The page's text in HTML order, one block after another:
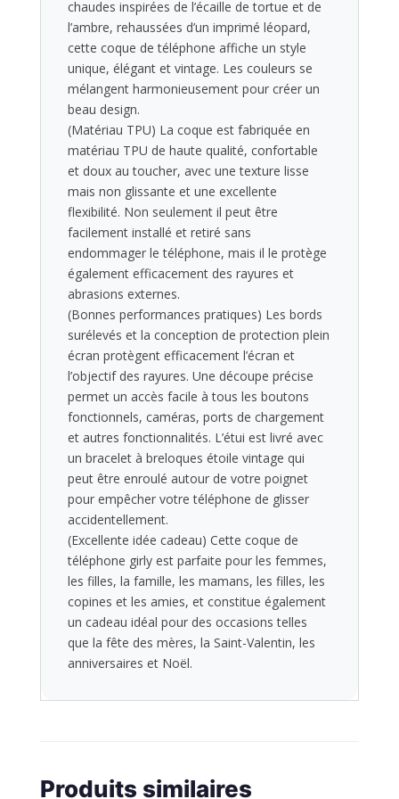
chaudes inspirées de l’écaille de tortue et de
l’ambre, rehaussées d’un imprimé léopard,
cette coque de téléphone affiche un style
unique, élégant et vintage. Les couleurs se
mélangent harmonieusement pour créer un
beau design.
(Matériau TPU) La coque est fabriquée en
matériau TPU de haute qualité, confortable
et doux au toucher, avec une texture lisse
mais non glissante et une excellente
flexibilité. Non seulement il peut être
facilement installé et retiré sans
endommager le téléphone, mais il le protège
également efficacement des rayures et
abrasions externes.
(Bonnes performances pratiques) Les bords
surélevés et la conception de protection plein
écran protègent efficacement l’écran et
l’objectif des rayures. Une découpe précise
permet un accès facile à tous les boutons
fonctionnels, caméras, ports de chargement
et autres fonctionnalités. L’étui est livré avec
un bracelet à breloques étoile vintage qui
peut être enroulé autour de votre poignet
pour empêcher votre téléphone de glisser
accidentellement.
(Excellente idée cadeau) Cette coque de
téléphone girly est parfaite pour les femmes,
les filles, la famille, les mamans, les filles, les
copines et les amies, et constitue également
un cadeau idéal pour des occasions telles
que la fête des mères, la Saint-Valentin, les
anniversaires et Noël.
Produits similaires